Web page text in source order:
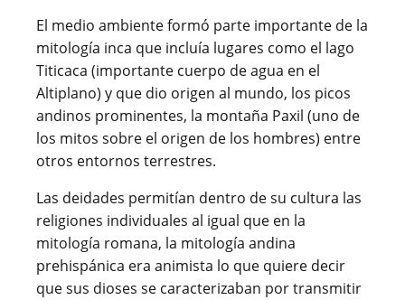
El medio ambiente formó parte importante de la
mitología inca que incluía lugares como el lago
Titicaca (importante cuerpo de agua en el
Altiplano) y que dio origen al mundo, los picos
andinos prominentes, la montaña Paxil (uno de
los mitos sobre el origen de los hombres) entre
otros entornos terrestres.
Las deidades permitían dentro de su cultura las
religiones individuales al igual que en la
mitología romana, la mitología andina
prehispánica era animista lo que quiere decir
que sus dioses se caracterizaban por transmitir